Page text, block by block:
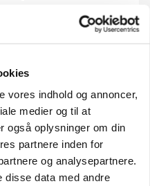
vores indhold og annoncer,
medier og til at
også oplysninger om din
partnere inden for
og analysepartnere.
disse data med andre